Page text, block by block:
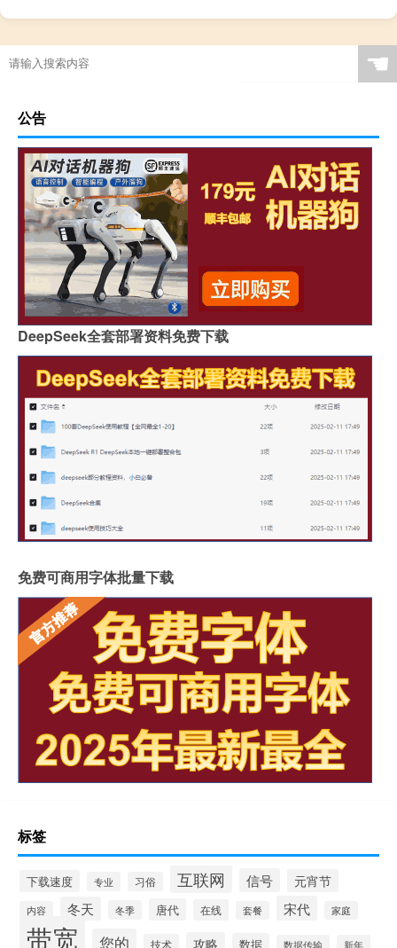
☚
公告
DeepSeek全套部署资料免费下载
免费可商用字体批量下载
标签
下载速度 专业 习俗 互联网 信号 元宵节
内容 冬天 冬季 唐代 在线 套餐 宋代 家庭
带宽 您的 技术 攻略 数据 数据传输 新年